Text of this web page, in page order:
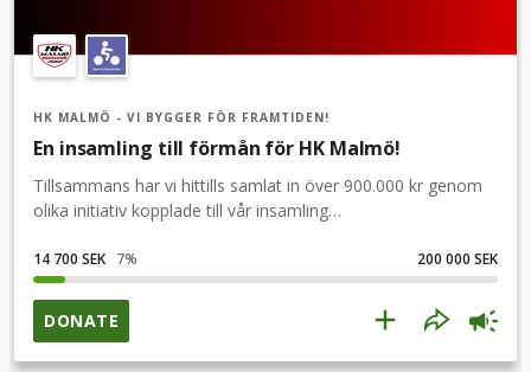
HK MALMÖ - VI BYGGER FÖR FRAMTIDEN!
En insamling till förmån för HK Malmö!
Tillsammans har vi hittills samlat in över 900.000 kr genom
olika initiativ kopplade till vår insamling
insamling fortsätter med oförminskad kraft!Stötta
insamlingen om du brinner för handboll, idrotten i Malmö
och vill vara med och bygga en stark framtid för vår
förening.Stötta insamlingen med ett bidrag!Dela insamlingen
i dina egna sociala medier för större spridning!Följ
14 700 SEK 7% 200 000 SEK
DONATE